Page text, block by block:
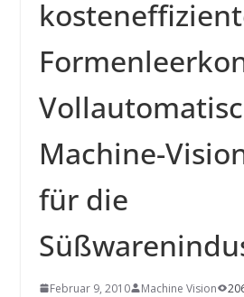
SYSTEMS WIRD EYYES
positioning of
Machine-
für die
Februar 9, 2010 Machine Vision